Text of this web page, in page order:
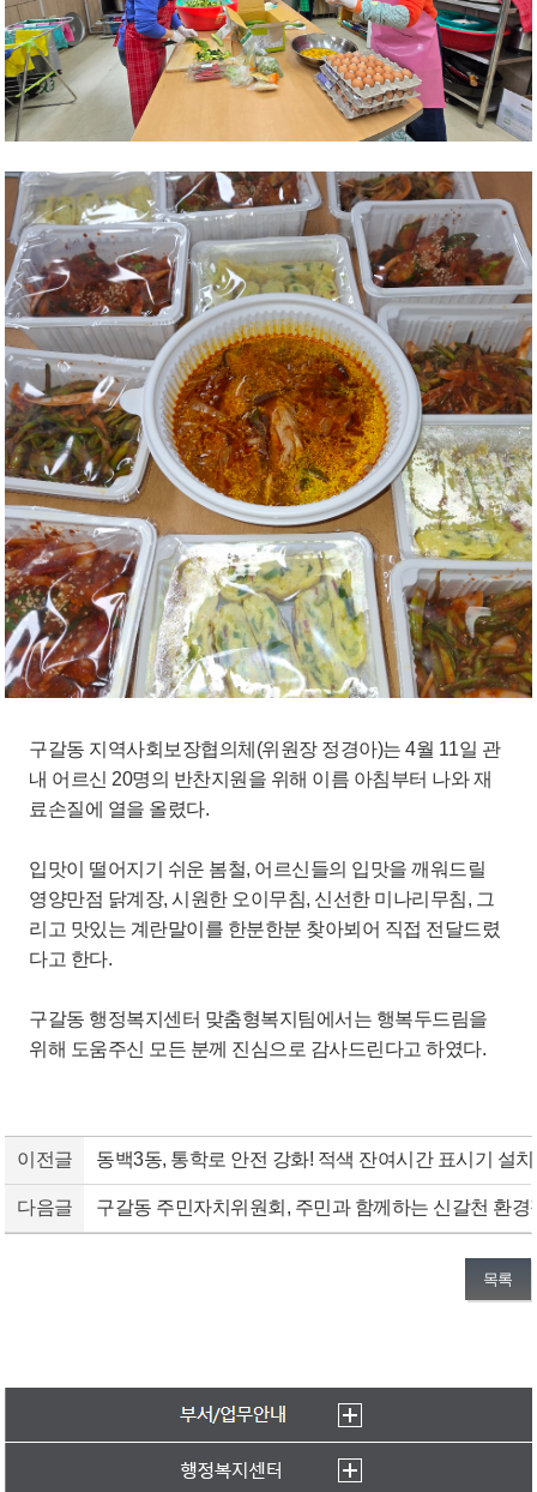
구갈동 지역사회보장협의체(위원장 정경아)는 4월 11일 관
내 어르신 20명의 반찬지원을 위해 이름 아침부터 나와 재
료손질에 열을 올렸다.
입맛이 떨어지기 쉬운 봄철, 어르신들의 입맛을 깨워드릴
영양만점 닭계장, 시원한 오이무침, 신선한 미나리무침, 그
리고 맛있는 계란말이를 한분한분 찾아뵈어 직접 전달드렸
다고 한다.
구갈동 행정복지센터 맞춤형복지팀에서는 행복두드림을
위해 도움주신 모든 분께 진심으로 감사드린다고 하였다.
이전글 동백3동, 통학로 안전 강화! 적색 잔여시간 표시기 설치
다음글 구갈동 주민자치위원회, 주민과 함께하는 신갈천 환경
목록